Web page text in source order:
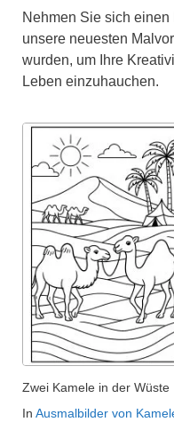
Nehmen Sie sich
unsere neuesten
wurden, um Ihre
Leben einzuhauchen.
Zwei Kamele in der Wüste
In Ausmalbilder von